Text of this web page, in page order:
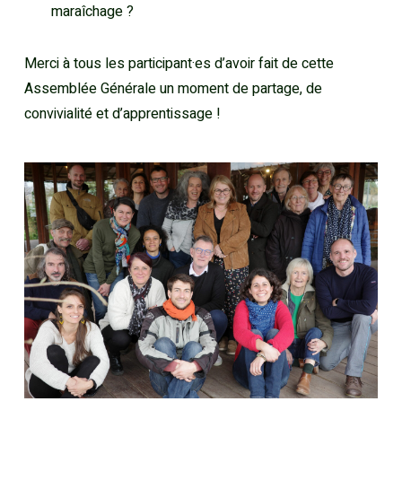
maraîchage ?
Merci à tous les participant·es d’avoir fait de cette
Assemblée Générale un moment de partage, de
convivialité et d’apprentissage !